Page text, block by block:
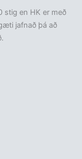
stig en HK er með
jafnað þá að